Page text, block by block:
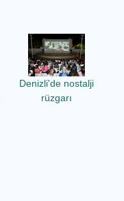
Denizli'de nostalji
rüzgarı